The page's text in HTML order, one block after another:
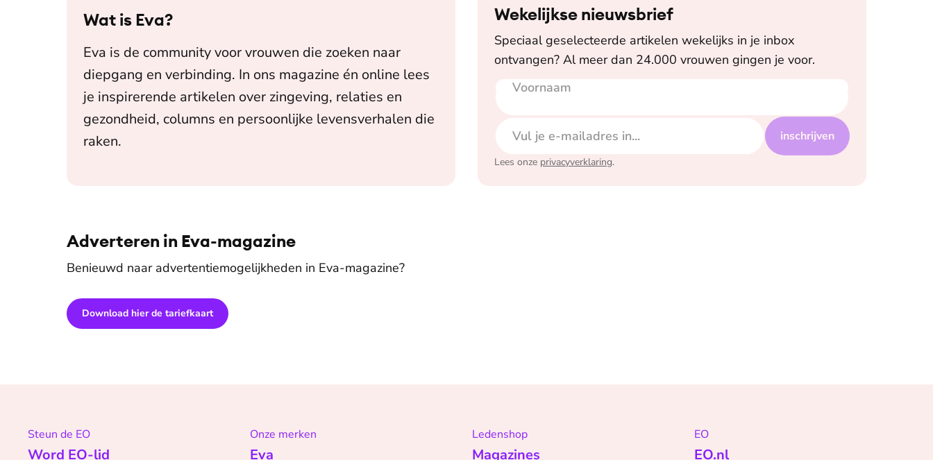
Wat is Eva?
Eva is de community voor vrouwen die zoeken naar
diepgang en verbinding. In ons magazine én online lees
je inspirerende artikelen over zingeving, relaties en
gezondheid, columns en persoonlijke levensverhalen die
raken.
Wekelijkse nieuwsbrief
Speciaal geselecteerde artikelen wekelijks in je inbox
ontvangen? Al meer dan 24.000 vrouwen gingen je voor.
Voornaam
E-mailadres
inschrijven
Lees onze privacyverklaring.
Adverteren in Eva-magazine
Benieuwd naar advertentiemogelijkheden in Eva-magazine?
Download hier de tariefkaart
Steun de EO
Word EO-lid
Onze merken
Eva
Ledenshop
Magazines
EO
EO.nl